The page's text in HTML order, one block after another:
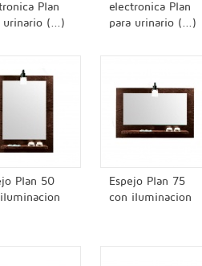
Plan
urinario (...)
electronica Plan
para urinario (...)
Plan 50
Espejo Plan 75
con iluminacion